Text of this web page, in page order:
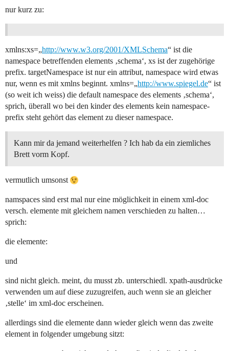
nur kurz zu:
xmlns:xs=„http://www.w3.org/2001/XMLSchema“ ist die
namespace betreffenden elements ‚schema‘, xs ist der zugehörige
prefix. targetNamespace ist nur ein attribut, namespace wird etwas
nur, wenn es mit xmlns beginnt. xmlns=„http://www.spiegel.de“ ist
(so weit ich weiss) die default namespace des elements ‚schema‘,
sprich, überall wo bei den kinder des elements kein namespace-
prefix steht gehört das element zu dieser namespace.
Kann mir da jemand weiterhelfen ? Ich hab da ein ziemliches
Brett vorm Kopf.
vermutlich umsonst
namspaces sind erst mal nur eine möglichkeit in einem xml-doc
versch. elemente mit gleichem namen verschieden zu halten…
sprich:
die elemente:
und
sind nicht gleich. meint, du musst zb. unterschiedl. xpath-ausdrücke
verwenden um auf diese zuzugreifen, auch wenn sie an gleicher
‚stelle‘ im xml-doc erscheinen.
allerdings sind die elemente dann wieder gleich wenn das zweite
element in folgender umgebung sitzt: